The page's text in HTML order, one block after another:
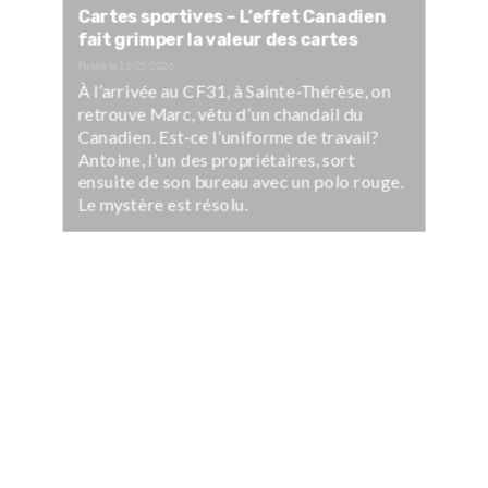
Cartes sportives – L’effet Canadien
fait grimper la valeur des cartes
À l’arrivée au CF31, à Sainte-Thérèse, on
retrouve Marc, vêtu d’un chandail du
Canadien. Est-ce l’uniforme de travail?
Antoine, l’un des propriétaires, sort
ensuite de son bureau avec un polo rouge.
Le mystère est résolu.